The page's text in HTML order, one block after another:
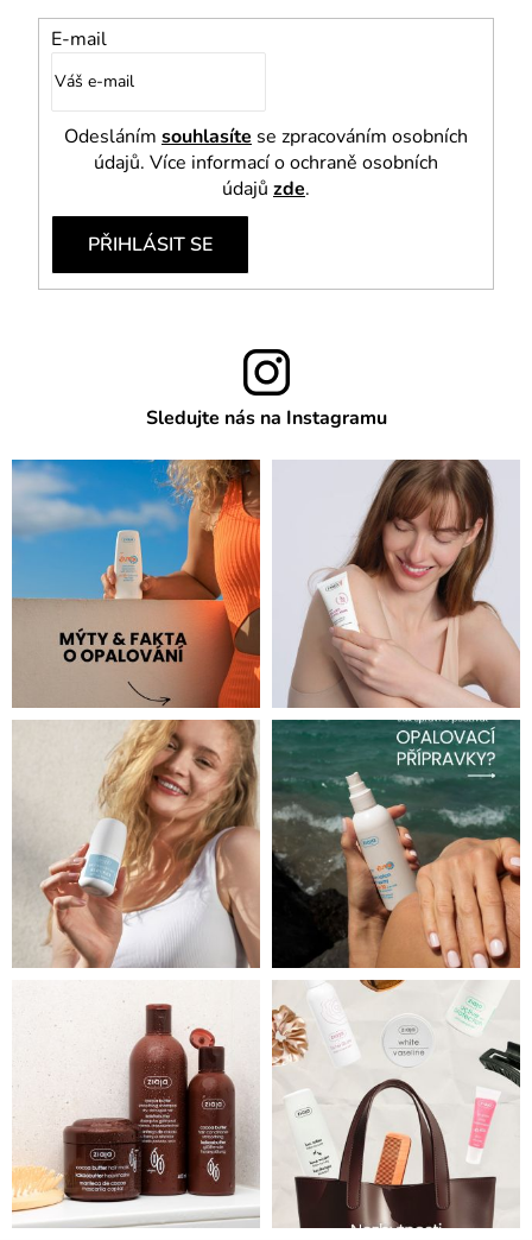
E-mail
Odesláním souhlasíte se zpracováním osobních
údajů. Více informací o ochraně osobních
údajů zde.
PŘIHLÁSIT SE
Sledujte nás na Instagramu